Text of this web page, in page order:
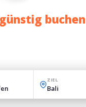
buchen
ZIEL